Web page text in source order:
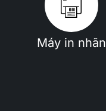
Máy in nhãn